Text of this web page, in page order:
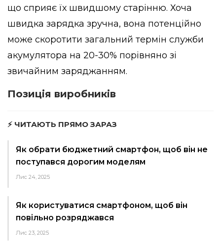
що сприяє їх швидшому старінню. Хоча
швидка зарядка зручна, вона потенційно
може скоротити загальний термін служби
акумулятора на 20-30% порівняно зі
звичайним заряджанням.
Позиція виробників
⚡ ЧИТАЮТЬ ПРЯМО ЗАРАЗ
Як обрати бюджетний смартфон, щоб він не
поступався дорогим моделям
Лис 24, 2025
Як користуватися смартфоном, щоб він
повільно розряджався
Лис 23, 2025